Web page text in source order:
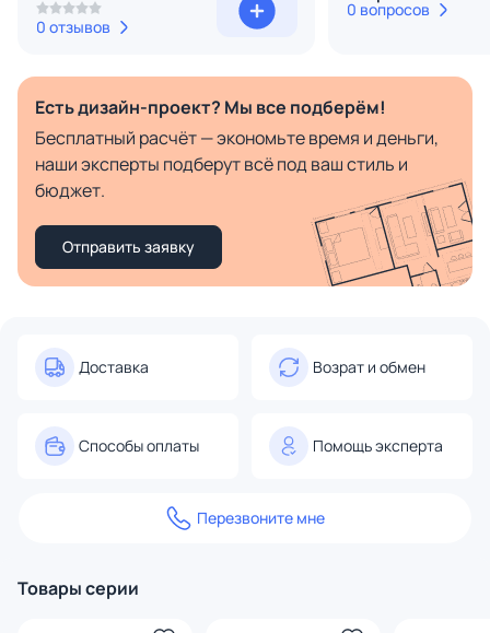
0 отзывов
0 вопросов
Есть дизайн-проект? Мы все подберём!
Бесплатный расчёт — экономьте время и деньги,
наши эксперты подберут всё под ваш стиль и
бюджет.
Отправить заявку
Доставка Возрат и обмен
Способы оплаты Помощь эксперта
Перезвоните мне
Товары серии